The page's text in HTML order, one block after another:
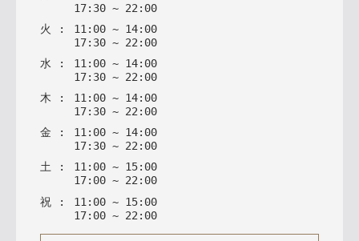
17: 30 ~ 22 : 00
火
: 11 : 00 ~ 14: 00
17: 30 ~ 22 : 00
水 : 11 : 00 ~ 14: 00
17: 30 ~ 22 : 00
木 : 11 : 00 ~ 14: 00
17: 30 ~ 22 : 00
金 : 11: 00 ~ 14: 00
17: 30 ~ 22: 00
土 : 11: 00 ~ 15: 00
17: 00 ~ 22: 00
祝 : 11 : 00 ~ 15: 00
17: 00 ~ 22 : 00